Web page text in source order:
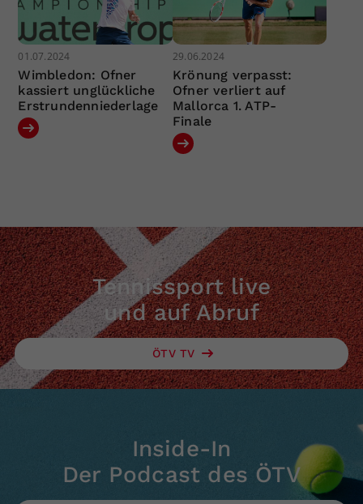
01.07.2024
Wimbledon: Ofner
kassiert unglückliche
Erstrundenniederlage
29.06.2024
Krönung verpasst:
Ofner verliert auf
Mallorca 1. ATP-
Finale
Tennissport live
und auf Abruf
ÖTV TV
Inside-In
Der Podcast des ÖTV